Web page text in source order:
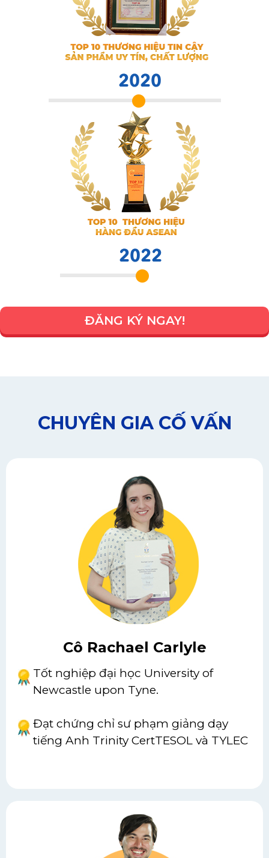
ĐĂNG KÝ NGAY!
CHUYÊN GIA CỐ VẤN
Cô Rachael Carlyle
Tốt nghiệp đại học University of
Newcastle upon Tyne.
Đạt chứng chỉ sư phạm giảng dạy
tiếng Anh Trinity CertTESOL và TYLEC